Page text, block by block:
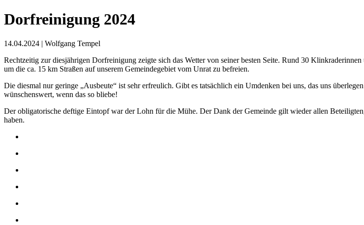
Dorfreinigung 2024
14.04.2024 | Wolfgang Tempel
Rechtzeitig zur diesjährigen Dorfreinigung zeigte sich das Wetter von seiner besten Seite. Rund 30
um die ca. 15 km Straßen auf unserem Gemeindegebiet vom Unrat zu befreien.
Die diesmal nur geringe „Ausbeute“ ist sehr erfreulich. Gibt es tatsächlich ein Umdenken bei uns, das uns
wünschenswert, wenn das so bliebe!
Der obligatorische deftige Eintopf war der Lohn für die Mühe. Der Dank der Gemeinde gilt wieder allen
haben.